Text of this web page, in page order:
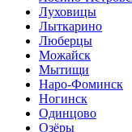
Луховицы
Лыткарино
Люберцы
Можайск
Мытищи
Наро-Фоминск
Ногинск
Одинцово
Озёры